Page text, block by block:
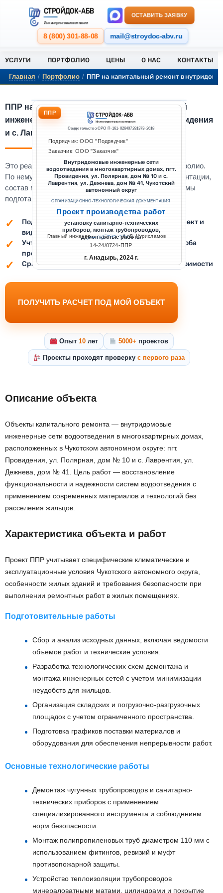
СТРОЙДОК-АБВ
Инжиниринговая компания
8 (800) 301-88-08 mail@stroydoc-abv.ru
ОСТАВИТЬ ЗАЯВКУ
УСЛУГИ ПОРТФОЛИО ЦЕНЫ О НАС КОНТАКТЫ
Главная / Портфолио / ППР на капитальный ремонт
СТРОЙДОК-АБВ
Инжиниринговая компания
Свидетельство СРО П-161-026407281373-2618
Подрядчик: ООО "Подрядчик"
Заказчик: ООО "Заказчик"
Внутридомовые инженерные сети
водоотведения в многоквартирных домах, пгт.
Провидения, ул. Полярная, дом № 10 и с.
Лаврентия, ул. Дежнева, дом № 41, Чукотский
автономный округ
ППР
ОРГАНИЗАЦИОННО-ТЕХНОЛОГИЧЕСКАЯ ДОКУМЕНТАЦИЯ
Проект производства работ
установку санитарно-технических
приборов, монтаж трубопроводов,
демонтажные работы
14-24/0724-ППР
Главный инженер А. Д. Нурисламов
г. Анадырь, 2024 г.
ППР на капитальный ремонт внутридомовой
инженерной сети водоотведения в пгт. Провидения
и с. Лаврентия
Это реальный выполненный проект из нашего портфолио.
По нему можно оценить уровень проработки документации,
состав материалов и формат оформления, который мы
подготавливаем под конкретный объект.
Подберём комплект документации под ваш объект и
вид работ
Учтём требования заказчика, площадки и способа
производства работ
Сразу сориентируем по сроку разработки и стоимости
ПОЛУЧИТЬ РАСЧЕТ ПОД МОЙ ОБЪЕКТ
Опыт 10 лет 5000+ проектов
Проекты проходят проверку с первого раза
Описание объекта
Объекты капитального ремонта — внутридомовые
инженерные сети водоотведения в многоквартирных домах,
расположенных в Чукотском автономном округе: пгт.
Провидения, ул. Полярная, дом № 10 и с. Лаврентия, ул.
Дежнева, дом № 41. Цель работ — восстановление
функциональности и надежности систем водоотведения с
применением современных материалов и технологий без
расселения жильцов.
Характеристика объекта и работ
Проект ППР учитывает специфические климатические и
эксплуатационные условия Чукотского автономного округа,
особенности жилых зданий и требования безопасности при
выполнении ремонтных работ в жилых помещениях.
Подготовительные работы
Сбор и анализ исходных данных, включая ведомости
объемов работ и технические условия.
Разработка технологических схем демонтажа и
монтажа инженерных сетей с учетом минимизации
неудобств для жильцов.
Организация складских и погрузочно-разгрузочных
площадок с учетом ограниченного пространства.
Подготовка графиков поставки материалов и
оборудования для обеспечения непрерывности работ.
Основные технологические работы
Демонтаж чугунных трубопроводов и санитарно-
технических приборов с применением
специализированного инструмента и соблюдением
норм безопасности.
Монтаж полипропиленовых труб диаметром 110 мм с
использованием фитингов, ревизий и муфт
противопожарной защиты.
Устройство теплоизоляции трубопроводов
минераловатными матами, цилиндрами и покрытие